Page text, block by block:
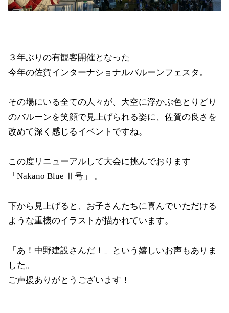
３年ぶりの有観客開催となった
今年の佐賀インターナショナルバルーンフェスタ。
その場にいる全ての人々が、大空に浮かぶ色とりどり
のバルーンを笑顔で見上げられる姿に、佐賀の良さを
改めて深く感じるイベントですね。
この度リニューアルして大会に挑んでおります
「Nakano Blue Ⅱ号」 。
下から見上げると、お子さんたちに喜んでいただける
ような重機のイラストが描かれています。
「あ！中野建設さんだ！」という嬉しいお声もありま
した。
ご声援ありがとうございます！